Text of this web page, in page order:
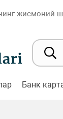
жисмоний
Банк